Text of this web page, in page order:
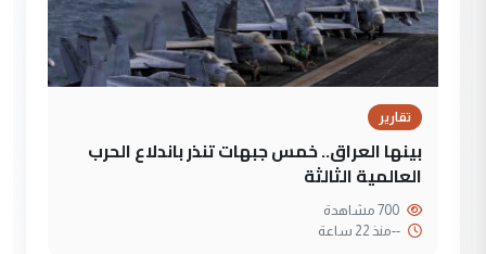
تقارير
بينها العراق.. خمس جبهات تنذر باندلاع الحرب
العالمية الثالثة
--منذ 22 ساعة